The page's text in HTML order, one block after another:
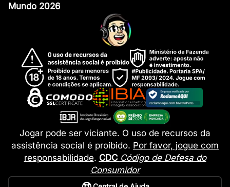
Mundo 2026
Jogar pode ser viciante. O uso de recursos da
assistência social é proibido. Por favor, jogue com
responsabilidade. CDC Código de Defesa do
Consumidor